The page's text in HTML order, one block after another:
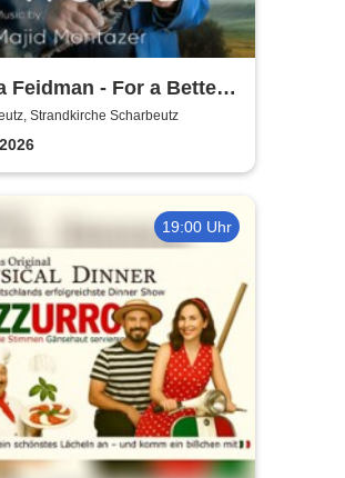
Feidman - For a Better
Strandkirche Scharbeutz
19:00 Uhr